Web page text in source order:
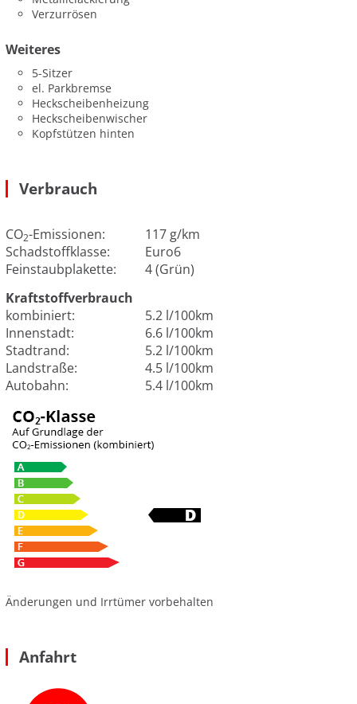
Verzurrösen
Weiteres
5-Sitzer
el. Parkbremse
Heckscheibenheizung
Heckscheibenwischer
Kopfstützen hinten
Verbrauch
CO2-Emissionen:
117 g/km
Schadstoffklasse:
Euro6
Feinstaubplakette:
4 (Grün)
Kraftstoffverbrauch
kombiniert:
5.2 l/100km
Innenstadt:
6.6 l/100km
Stadtrand:
5.2 l/100km
Landstraße:
4.5 l/100km
Autobahn:
5.4 l/100km
Änderungen und Irrtümer vorbehalten
Anfahrt